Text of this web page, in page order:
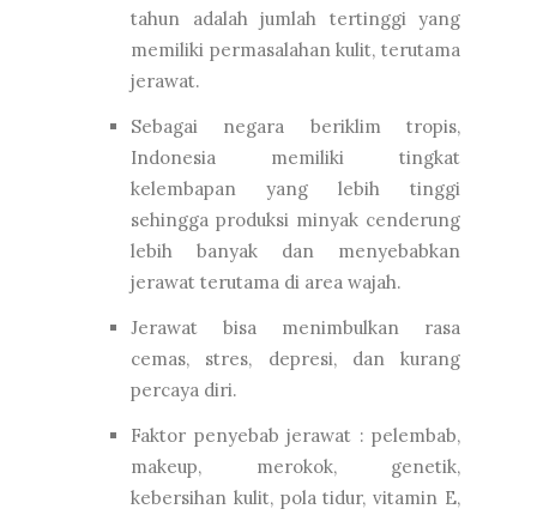
tahun adalah jumlah tertinggi yang
memiliki permasalahan kulit, terutama
jerawat.
Sebagai negara beriklim tropis,
Indonesia memiliki tingkat
kelembapan yang lebih tinggi
sehingga produksi minyak cenderung
lebih banyak dan menyebabkan
jerawat terutama di area wajah.
Jerawat bisa menimbulkan rasa
cemas, stres, depresi, dan kurang
percaya diri.
Faktor penyebab jerawat : pelembab,
makeup, merokok, genetik,
kebersihan kulit, pola tidur, vitamin E,